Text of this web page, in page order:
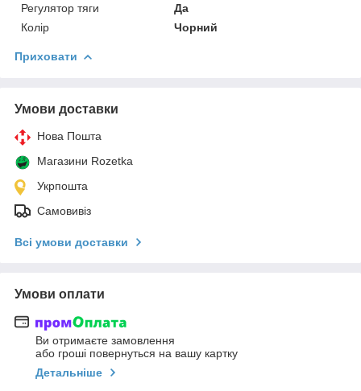
Регулятор тяги
Да
Колір
Чорний
Приховати
Умови доставки
Нова Пошта
Магазини Rozetka
Укрпошта
Самовивіз
Всі умови доставки
Умови оплати
Ви отримаєте замовлення
або гроші повернуться на вашу картку
Детальніше